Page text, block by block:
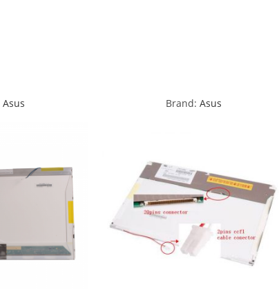
Brand: Asus
Asus